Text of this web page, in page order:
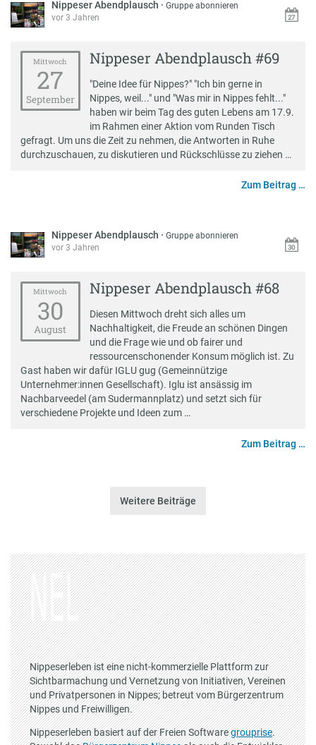
Nippeser Abendplausch ·Gruppe abonnieren
vor 3 Jahren
Mittwoch
27
September
Nippeser Abendplausch #69
"Deine Idee für Nippes?" "Ich bin gerne in
Nippes, weil..." und "Was mir in Nippes fehlt..."
haben wir beim Tag des guten Lebens am 17.9.
im Rahmen einer Aktion vom Runden Tisch
gefragt. Um uns die Zeit zu nehmen, die Antworten in Ruhe
durchzuschauen, zu diskutieren und Rückschlüsse zu ziehen …
Zum Beitrag …
Nippeser Abendplausch ·Gruppe abonnieren
vor 3 Jahren
Mittwoch
30
August
Nippeser Abendplausch #68
Diesen Mittwoch dreht sich alles um
Nachhaltigkeit, die Freude an schönen Dingen
und die Frage wie und ob fairer und
ressourcenschonender Konsum möglich ist. Zu
Gast haben wir dafür IGLU gug (Gemeinnützige
Unternehmer:innen Gesellschaft). Iglu ist ansässig im
Nachbarveedel (am Sudermannplatz) und setzt sich für
verschiedene Projekte und Ideen zum …
Zum Beitrag …
Weitere Beiträge
Nippeserleben ist eine nicht-kommerzielle Plattform zur
Sichtbarmachung und Vernetzung von Initiativen, Vereinen
und Privatpersonen in Nippes; betreut vom Bürgerzentrum
Nippes und Freiwilligen.
Nippeserleben basiert auf der Freien Softwaregrouprise.